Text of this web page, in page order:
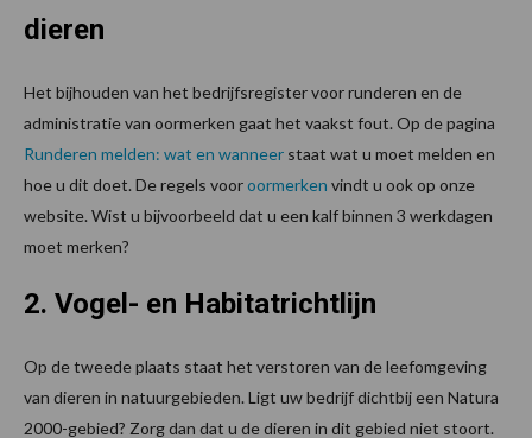
dieren
Het bijhouden van het bedrijfsregister voor runderen en de
administratie van oormerken gaat het vaakst fout. Op de pagina
Runderen melden: wat en wanneer staat wat u moet melden en
hoe u dit doet. De regels vooroormerken vindt u ook op onze
website. Wist u bijvoorbeeld dat u een kalf binnen 3 werkdagen
moet merken?
2. Vogel- en Habitatrichtlijn
Op de tweede plaats staat het verstoren van de leefomgeving
van dieren in natuurgebieden. Ligt uw bedrijf dichtbij een Natura
2000-gebied? Zorg dan dat u de dieren in dit gebied niet stoort.